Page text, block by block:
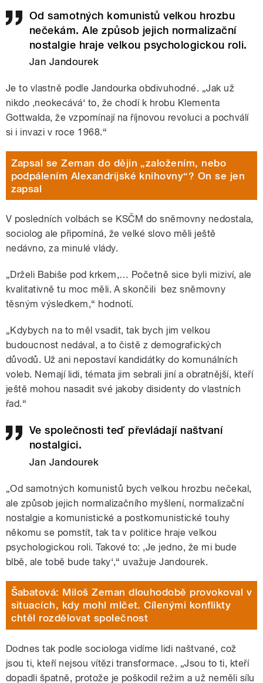
Od samotných komunistů velkou hrozbu
nečekám. Ale způsob jejich normalizační
nostalgie hraje velkou psychologickou roli.
Jan Jandourek
Je to vlastně podle Jandourka obdivuhodné. „Jak už
nikdo ,neokecává‘ to, že chodí k hrobu Klementa
Gottwalda, že vzpomínají na říjnovou revoluci a pochválí
si i invazi v roce 1968.“
Zapsal se Zeman do dějin „založením, nebo
podpálením Alexandrijské knihovny“? On se jen
zapsal
V posledních volbách se KSČM do sněmovny nedostala,
sociolog ale připomíná, že velké slovo měli ještě
nedávno, za minulé vlády.
„Drželi Babiše pod krkem,… Početně sice byli miziví, ale
kvalitativně tu moc měli. A skončili bez sněmovny
těsným výsledkem,“ hodnotí.
„Kdybych na to měl vsadit, tak bych jim velkou
budoucnost nedával, a to čistě z demografických
důvodů. Už ani nepostaví kandidátky do komunálních
voleb. Nemají lidi, témata jim sebrali jiní a obratnější, kteří
ještě mohou nasadit své jakoby disidenty do vlastních
řad.“
Ve společnosti teď převládají naštvaní
nostalgici.
Jan Jandourek
„Od samotných komunistů bych velkou hrozbu nečekal,
ale způsob jejich normalizačního myšlení, normalizační
nostalgie a komunistické a postkomunistické touhy
někomu se pomstít, tak ta v politice hraje velkou
psychologickou roli. Takové to: ,Je jedno, že mi bude
blbě, ale tobě bude taky‘,“ uvažuje Jandourek.
Šabatová: Miloš Zeman dlouhodobě provokoval v
situacích, kdy mohl mlčet. Cílenými konflikty
chtěl rozdělovat společnost
Dodnes tak podle sociologa vidíme lidi naštvané, což
jsou ti, kteří nejsou vítězi transformace. „Jsou to ti, kteří
dopadli špatně, protože je poškodil režim a už neměli sílu